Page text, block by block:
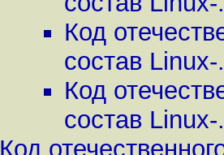
Код
состав
Код
состав
Код